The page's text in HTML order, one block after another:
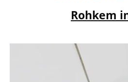
Rohkem